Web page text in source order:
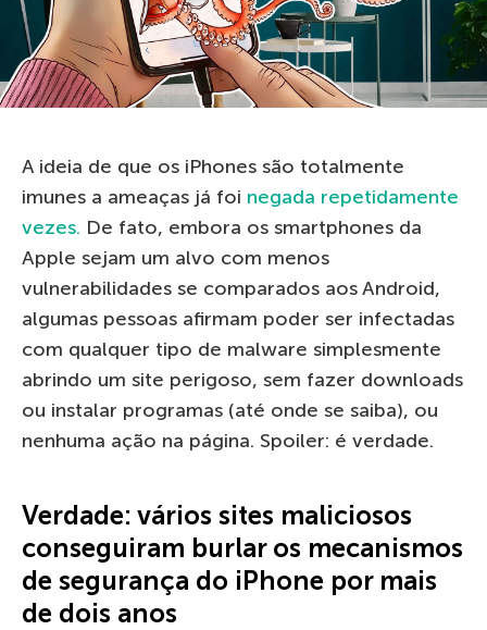
A ideia de que os iPhones são totalmente
imunes a ameaças já foi negada repetidamente
vezes. De fato, embora os smartphones da
Apple sejam um alvo com menos
vulnerabilidades se comparados aos Android,
algumas pessoas afirmam poder ser infectadas
com qualquer tipo de malware simplesmente
abrindo um site perigoso, sem fazer downloads
ou instalar programas (até onde se saiba), ou
nenhuma ação na página. Spoiler: é verdade.
Verdade: vários sites maliciosos
conseguiram burlar os mecanismos
de segurança do iPhone por mais
de dois anos